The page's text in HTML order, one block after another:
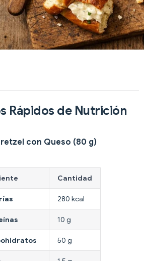
Rápidos de Nutrición
con Queso (80 g)
Cantidad
280 kcal
10 g
50 g